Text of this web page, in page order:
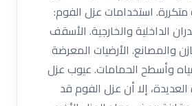
متكررة. استخدامات عزل الفوم:
الداخلية والخارجية. الأسقف
والمصانع. الأرضيات المعرضة
وأسطح الحمامات. عيوب عزل
إلا أن عزل الفوم قد